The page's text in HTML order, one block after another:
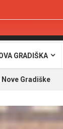
GRADIŠKA
Gradiške